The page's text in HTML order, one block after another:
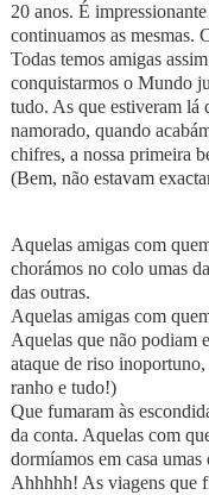
20 anos. É
continuamos as mesmas.
Todas temos amigas
conquistarmos o Mundo
tudo. As que estiveram lá
namorado, quando
chifres, a nossa primeira
(Bem, não estavam
Aquelas amigas com
chorámos no colo umas
das outras.
Aquelas amigas com
Aquelas que não podiam
ataque de riso
ranho e tudo!)
Que fumaram às
da conta. Aquelas com
dormíamos em casa umas
Ahhhhh! As viagens que